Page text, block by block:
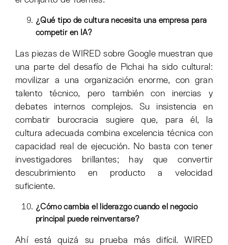
¿Qué tipo de cultura necesita una empresa para
competir en IA?
Las piezas de WIRED sobre Google muestran que
una parte del desafío de Pichai ha sido cultural:
movilizar a una organización enorme, con gran
talento técnico, pero también con inercias y
debates internos complejos. Su insistencia en
combatir burocracia sugiere que, para él, la
cultura adecuada combina excelencia técnica con
capacidad real de ejecución. No basta con tener
investigadores brillantes; hay que convertir
descubrimiento en producto a velocidad
suficiente.
¿Cómo cambia el liderazgo cuando el negocio
principal puede reinventarse?
Ahí está quizá su prueba más difícil. WIRED